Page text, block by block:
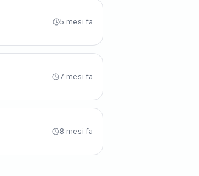
5 mesi fa
7 mesi fa
8 mesi fa